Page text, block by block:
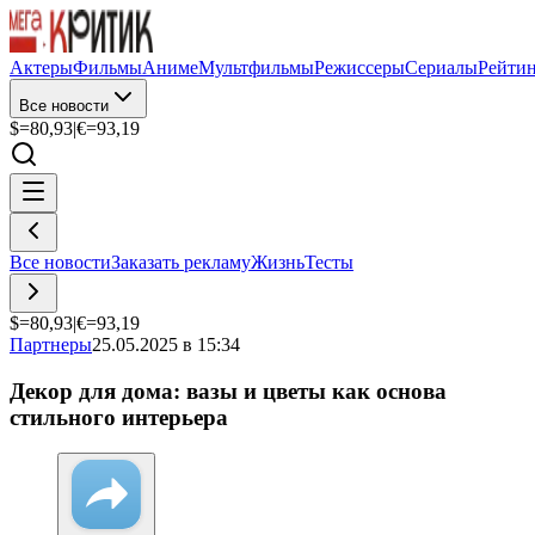
АктерыФильмыАнимеМультфильмыРежиссерыСериалы
Все новости
$=80,93|€=93,19
Все новостиЗаказать рекламуЖизньТесты
$=80,93|€=93,19
Партнеры25.05.2025 в 15:34
Декор для дома: вазы и цветы как основа
стильного интерьера